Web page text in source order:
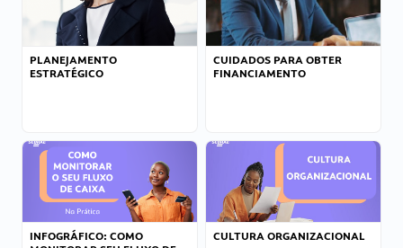
PLANEJAMENTO
ESTRATÉGICO
CUIDADOS PARA OBTER
FINANCIAMENTO
INFOGRÁFICO: COMO
CULTURA ORGANIZACIONAL